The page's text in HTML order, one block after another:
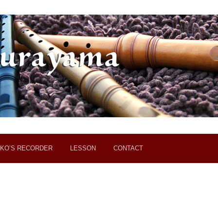
RECORDER LESSON CONTACT